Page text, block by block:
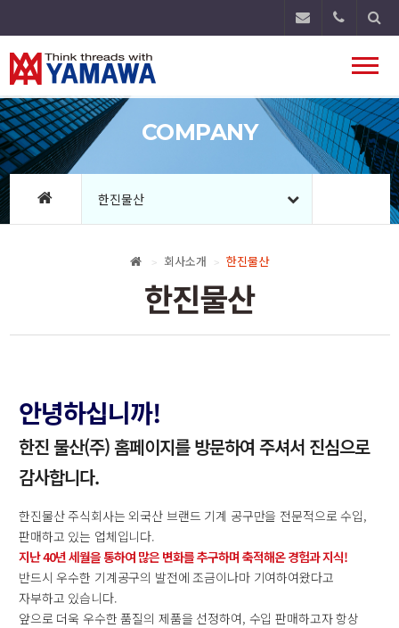
COMPANY
한진물산
> 회사소개 > 한진물산
한진물산
안녕하십니까!
한진 물산(주) 홈페이지를 방문하여 주셔서 진심으로
감사합니다.
한진물산 주식회사는 외국산 브랜드 기계 공구만을 전문적으로 수입,
판매하고 있는 업체입니다.
지난 40년 세월을 통하여 많은 변화를 추구하며 축적해온 경험과 지식!
반드시 우수한 기계공구의 발전에 조금이나마 기여하여왔다고
자부하고 있습니다.
앞으로 더욱 우수한 품질의 제품을 선정하여, 수입 판매하고자 항상